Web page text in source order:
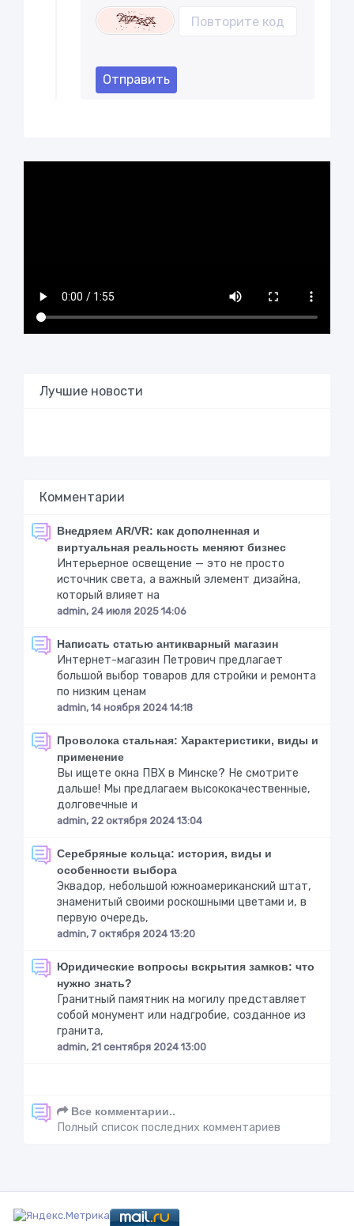
Отправить
Лучшие новости
Комментарии
Внедряем AR/VR: как дополненная и
виртуальная реальность меняют бизнес
Интерьерное освещение — это не просто
источник света, а важный элемент дизайна,
который влияет на
admin, 24 июля 2025 14:06
Написать статью антикварный магазин
Интернет-магазин Петрович предлагает
большой выбор товаров для стройки и ремонта
по низким ценам
admin, 14 ноября 2024 14:18
Проволока стальная: Характеристики, виды и
применение
Вы ищете окна ПВХ в Минске? Не смотрите
дальше! Мы предлагаем высококачественные,
долговечные и
admin, 22 октября 2024 13:04
Серебряные кольца: история, виды и
особенности выбора
Эквадор, небольшой южноамериканский штат,
знаменитый своими роскошными цветами и, в
первую очередь,
admin, 7 октября 2024 13:20
Юридические вопросы вскрытия замков: что
нужно знать?
Гранитный памятник на могилу представляет
собой монумент или надгробие, созданное из
гранита,
admin, 21 сентября 2024 13:00
Все комментарии..
Полный список последних комментариев